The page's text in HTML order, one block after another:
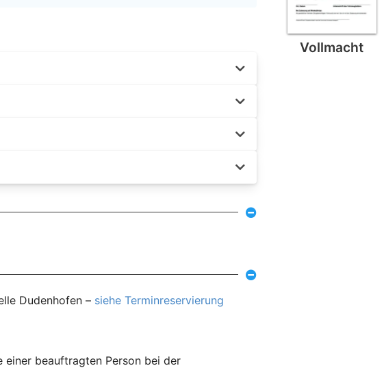
Dudenhofen – siehe Terminreservierung
einer beauftragten Person bei der
Vollmacht